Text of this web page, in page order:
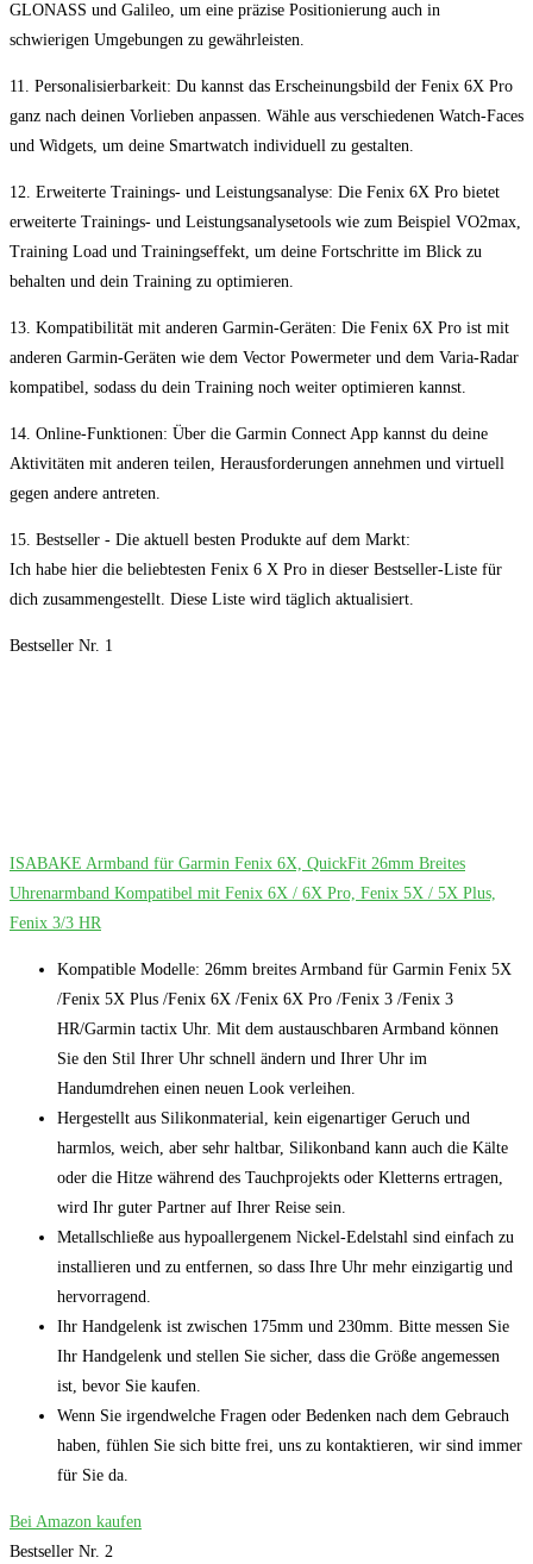
GLONASS⁤ und Galileo, um eine präzise Positionierung⁤ auch in
schwierigen Umgebungen zu gewährleisten.
11. Personalisierbarkeit:⁣ Du kannst das Erscheinungsbild der ⁢Fenix ⁤6X‌ Pro
ganz⁤ nach deinen Vorlieben⁢ anpassen. Wähle ⁤aus verschiedenen Watch-Faces
und Widgets, um deine Smartwatch ⁢individuell zu gestalten.
12. Erweiterte Trainings- und Leistungsanalyse: Die ‍Fenix 6X Pro ⁣bietet ​
erweiterte ​Trainings- und Leistungsanalysetools‌ wie⁣ zum⁢ Beispiel‌ VO2max,
Training ⁣Load und Trainingseffekt, um deine Fortschritte im ‍Blick zu
behalten ⁢und dein Training zu optimieren.
13. Kompatibilität⁣ mit ​anderen⁢ Garmin-Geräten: Die Fenix​ 6X Pro ​ist mit
anderen ​Garmin-Geräten wie dem⁣ Vector‍ Powermeter und dem Varia-Radar
kompatibel, sodass du dein⁤ Training noch​ weiter‍ optimieren kannst.
14. Online-Funktionen: Über die Garmin ⁢Connect App‌ kannst ⁤du deine
Aktivitäten mit ‍anderen teilen, Herausforderungen annehmen und virtuell
gegen andere⁣ antreten.
15. Bestseller -‌ Die aktuell besten Produkte auf dem Markt:
‍Ich habe hier die beliebtesten ⁤Fenix 6 X Pro ⁣in dieser Bestseller-Liste‍ für
dich ⁢zusammengestellt. Diese ⁢Liste ⁣wird täglich aktualisiert.
Bestseller Nr. 1
ISABAKE Armband für Garmin Fenix 6X, QuickFit 26mm Breites
Uhrenarmband Kompatibel mit Fenix 6X / 6X Pro, Fenix 5X / 5X Plus,
Fenix 3/3 HR
Kompatible Modelle: 26mm breites Armband für Garmin Fenix 5X
/Fenix 5X Plus /Fenix 6X /Fenix 6X Pro /Fenix 3 /Fenix 3
HR/Garmin tactix Uhr. Mit dem austauschbaren Armband können
Sie den Stil Ihrer Uhr schnell ändern und Ihrer Uhr im
Handumdrehen einen neuen Look verleihen.
Hergestellt aus Silikonmaterial, kein eigenartiger Geruch und
harmlos, weich, aber sehr haltbar, Silikonband kann auch die Kälte
oder die Hitze während des Tauchprojekts oder Kletterns ertragen,
wird Ihr guter Partner auf Ihrer Reise sein.
Metallschließe aus hypoallergenem Nickel-Edelstahl sind einfach zu
installieren und zu entfernen, so dass Ihre Uhr mehr einzigartig und
hervorragend.
Ihr Handgelenk ist zwischen 175mm und 230mm. Bitte messen Sie
Ihr Handgelenk und stellen Sie sicher, dass die Größe angemessen
ist, bevor Sie kaufen.
Wenn Sie irgendwelche Fragen oder Bedenken nach dem Gebrauch
haben, fühlen Sie sich bitte frei, uns zu kontaktieren, wir sind immer
für Sie da.
Bei Amazon kaufen
Bestseller Nr. 2